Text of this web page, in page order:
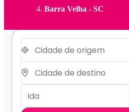
Barra Velha - SC